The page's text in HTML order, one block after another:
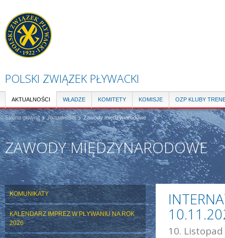
POLSKI ZWIĄZEK PŁYWACKI
AKTUALNOŚCI WŁADZE KOMITETY KOMISJE OZP KLUBY
Strona główna Aktualności Zawody międzynarodowe
ZAWODY MIĘDZYNARODOWE
KOMUNIKATY
KALENDARZ IMPREZ W PŁYWANIU NA ROK
2026
10.